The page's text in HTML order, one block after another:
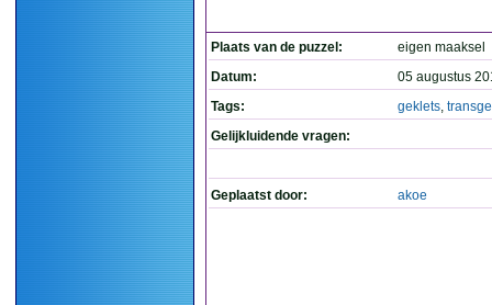
Plaats van de puzzel:
eigen maaksel
Datum:
05 augustus
Tags:
geklets,
Gelijkluidende vragen:
Geplaatst door: akoe